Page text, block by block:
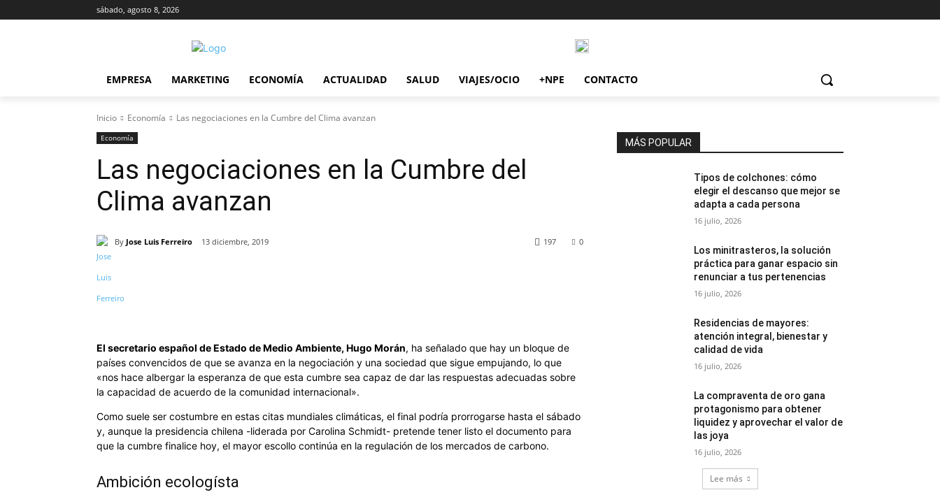
sábado, agosto 8, 2026
EMPRESA MARKETING ECONOMÍA ACTUALIDAD SALUD VIAJES/OCIO +NPE CONTACTO
Inicio Economía Las negociaciones en la Cumbre del Clima avanzan
Economía
Las negociaciones en la Cumbre del
Clima avanzan
By Jose Luis Ferreiro 13 diciembre, 2019 0
197
El secretario español de Estado de Medio Ambiente, Hugo Morán, ha señalado que hay un bloque de
países convencidos de que se avanza en la negociación y una sociedad que sigue empujando, lo que
«nos hace albergar la esperanza de que esta cumbre sea capaz de dar las respuestas adecuadas sobre
la capacidad de acuerdo de la comunidad internacional».
Como suele ser costumbre en estas citas mundiales climáticas, el final podría prorrogarse hasta el sábado
y, aunque la presidencia chilena -liderada por Carolina Schmidt- pretende tener listo el documento para
que la cumbre finalice hoy, el mayor escollo continúa en la regulación de los mercados de carbono.
Ambición ecologísta
MÁS POPULAR
Tipos de colchones: cómo
elegir el descanso que mejor se
adapta a cada persona
16 julio, 2026
Los minitrasteros, la solución
práctica para ganar espacio sin
renunciar a tus pertenencias
16 julio, 2026
Residencias de mayores:
atención integral, bienestar y
calidad de vida
16 julio, 2026
La compraventa de oro gana
protagonismo para obtener
liquidez y aprovechar el valor de
las joya
16 julio, 2026
Lee más